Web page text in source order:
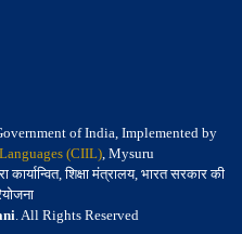
of India, Implemented by
(CIIL), Mysuru
शिक्षा मंत्रालय, भारत सरकार की
. All Rights Reserved